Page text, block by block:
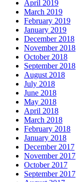
April 2019
March 2019
February 2019
January 2019
December 2018
November 2018
October 2018
September 2018
August 2018
July 2018
June 2018
May 2018
April 2018
March 2018
February 2018
January 2018
December 2017
November 2017
October 2017
September 2017